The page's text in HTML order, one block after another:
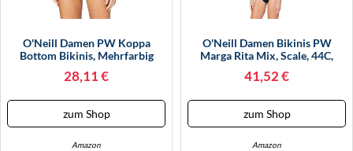
O'Neill Damen PW Koppa
Bottom Bikinis, Mehrfarbig
28,11 €
zum Shop
Amazon
O'Neill Damen Bikinis PW
Marga Rita Mix, Scale, 44C,
41,52 €
zum Shop
Amazon